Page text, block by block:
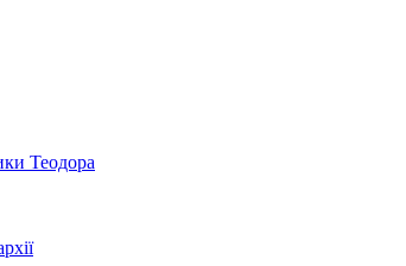
Теодора